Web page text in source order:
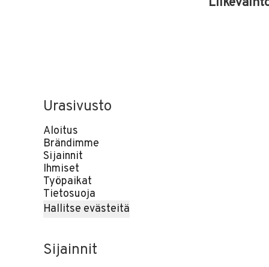
Urasivusto
Aloitus
Brändimme
Sijainnit
Ihmiset
Työpaikat
Tietosuoja
Hallitse evästeitä
Sijainnit